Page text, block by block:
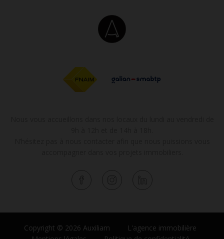
Copyright © 2026 Auxiliam
L'agence immobilière